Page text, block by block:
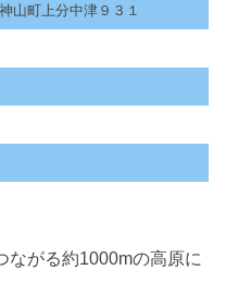
山町上分中津９３１
ながる約1000mの高原に